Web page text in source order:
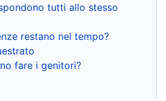
tutti allo stesso
restano nel tempo?
fare i genitori?